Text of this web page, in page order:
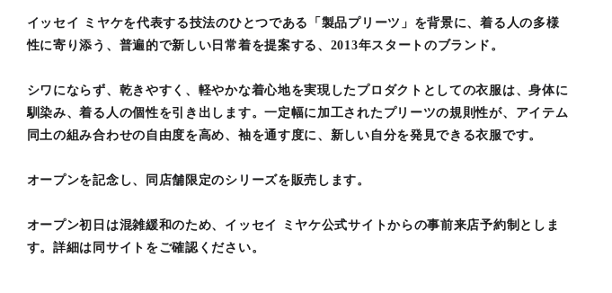
イッセイ ミヤケを代表する技法のひとつである「製品プリーツ」を背景に、着る人の多様
性に寄り添う、普遍的で新しい日常着を提案する、2013年スタートのブランド。
シワにならず、乾きやすく、軽やかな着心地を実現したプロダクトとしての衣服は、身体に
馴染み、着る人の個性を引き出します。一定幅に加工されたプリーツの規則性が、アイテム
同土の組み合わせの自由度を高め、袖を通す度に、新しい自分を発見できる衣服です。
オープンを記念し、同店舗限定のシリーズを販売します。
オープン初日は混雑緩和のため、 イッセイ ミヤケ公式サイトからの事前来店予約制としま
す。詳細は同サイトをご確認ください。